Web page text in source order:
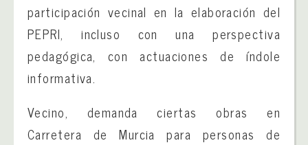
participación vecinal en la elaboración del
PEPRI, incluso con una perspectiva
pedagógica, con actuaciones de índole
informativa.
Vecino, demanda ciertas obras en
Carretera de Murcia para personas de